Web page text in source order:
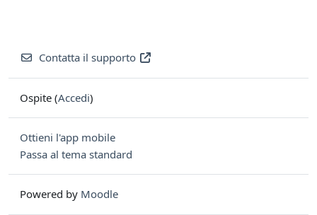
Contatta il supporto
Ospite (Accedi)
Ottieni l'app mobile
Passa al tema standard
Powered by Moodle